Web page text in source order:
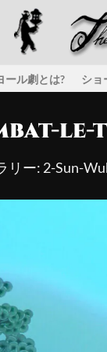
ール劇とは? ショ
リー: 2-Sun-